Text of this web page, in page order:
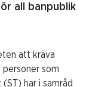
all banpublik
att kräva
som
har i samråd